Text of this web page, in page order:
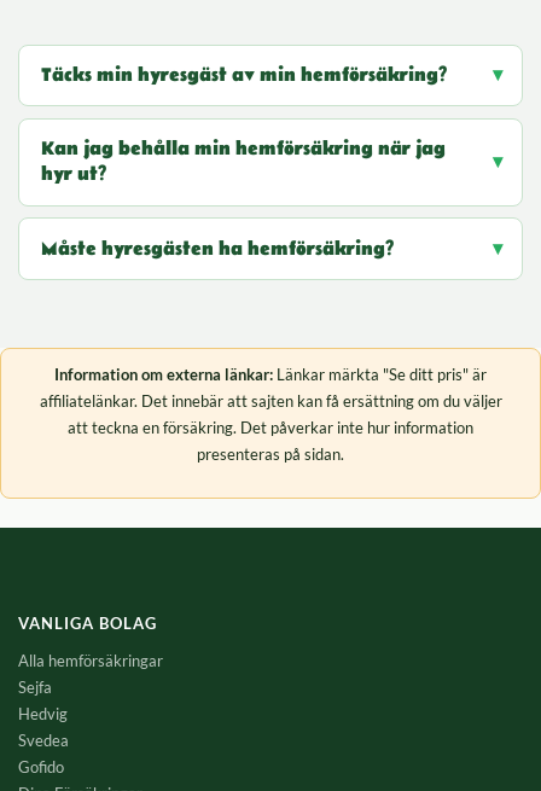
Täcks min hyresgäst av min hemförsäkring?
Kan jag behålla min hemförsäkring när jag
hyr ut?
Måste hyresgästen ha hemförsäkring?
Information om externa länkar: Länkar märkta "Se ditt pris" är
affiliatelänkar. Det innebär att sajten kan få ersättning om du väljer
att teckna en försäkring. Det påverkar inte hur information
presenteras på sidan.
VANLIGA BOLAG
Alla hemförsäkringar
Sejfa
Hedvig
Svedea
Gofido